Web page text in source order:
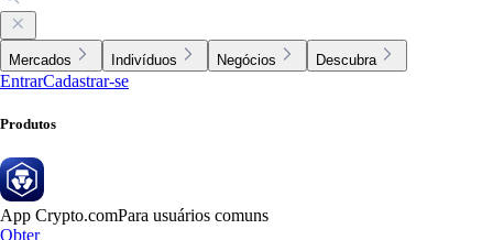
Mercados Indivíduos Negócios Descubra
EntrarCadastrar-se
Produtos
App Crypto.comPara usuários comuns
Obter